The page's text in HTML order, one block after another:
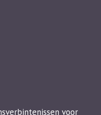
voor